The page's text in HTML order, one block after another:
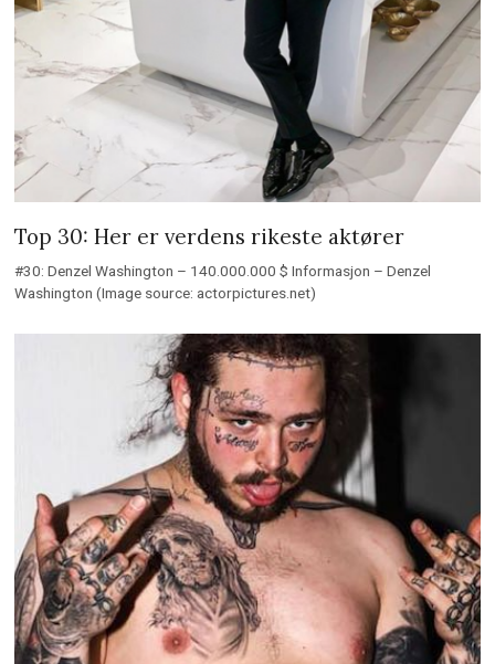
Top 30: Her er verdens rikeste aktører
#30: Denzel Washington – 140.000.000 $ Informasjon – Denzel
Washington (Image source: actorpictures.net)